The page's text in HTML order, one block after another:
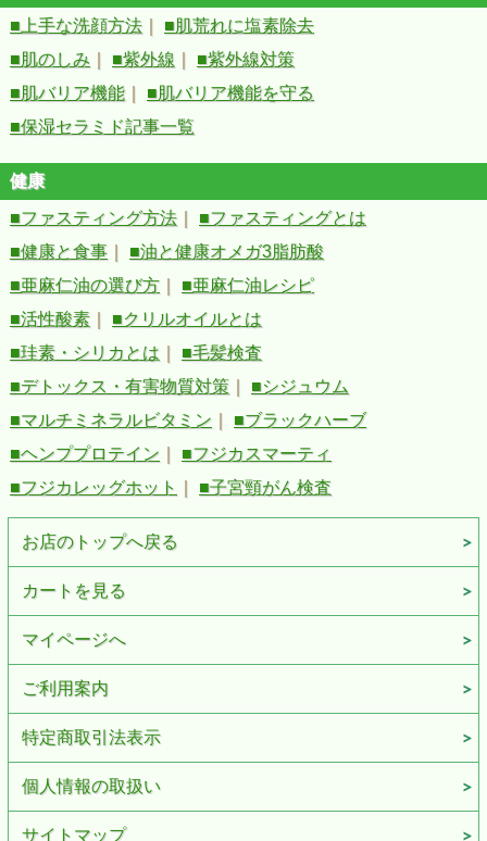
■上手な洗顔方法
■肌荒れに塩素除去
■肌のしみ
■紫外線
■紫外線対策
■肌バリア機能
■肌バリア機能を守る
■保湿セラミド記事一覧
健康
■ファスティング方法
■ファスティングとは
■健康と食事
■油と健康オメガ3脂肪酸
■亜麻仁油の選び方
■亜麻仁油レシピ
■活性酸素
■クリルオイルとは
■珪素・シリカとは
■毛髪検査
■デトックス・有害物質対策
■シジュウム
■マルチミネラルビタミン
■ブラックハーブ
■ヘンププロテイン
■フジカスマーティ
■フジカレッグホット
■子宮頸がん検査
お店のトップへ戻る
カートを見る
マイページへ
ご利用案内
特定商取引法表示
個人情報の取扱い
サイトマップ